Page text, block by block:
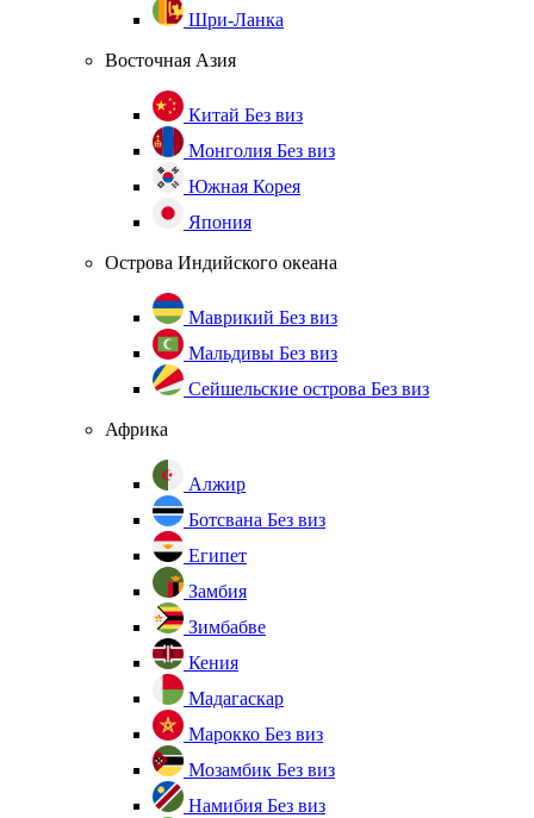
Шри-Ланка
Восточная Азия
Китай Без виз
Монголия Без виз
Южная Корея
Япония
Острова Индийского океана
Маврикий Без виз
Мальдивы Без виз
Сейшельские острова Без виз
Африка
Алжир
Ботсвана Без виз
Египет
Замбия
Зимбабве
Кения
Мадагаскар
Марокко Без виз
Мозамбик Без виз
Намибия Без виз